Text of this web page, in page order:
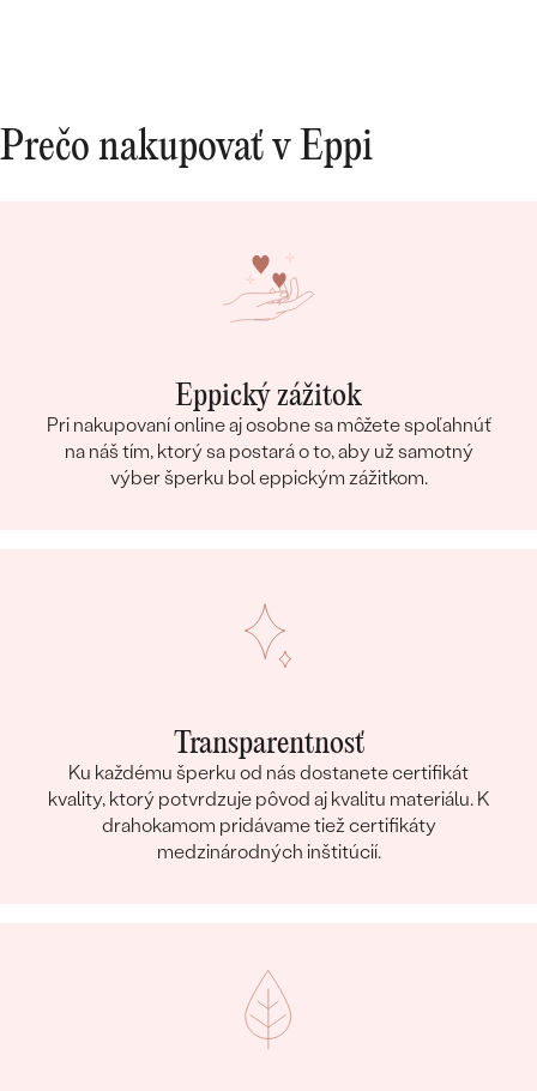
Prečo nakupovať v Eppi
Eppický zážitok
Pri nakupovaní online aj osobne sa môžete spoľahnúť
na náš tím, ktorý sa postará o to, aby už samotný
výber šperku bol eppickým zážitkom.
Transparentnosť
Ku každému šperku od nás dostanete certifikát
kvality, ktorý potvrdzuje pôvod aj kvalitu materiálu. K
drahokamom pridávame tiež certifikáty
medzinárodných inštitúcií.